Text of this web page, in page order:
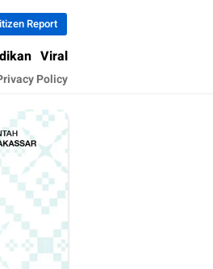
Report
Viral
Policy